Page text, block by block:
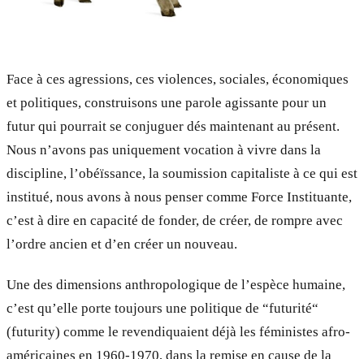
Face à ces agressions, ces violences, sociales, économiques
et politiques, construisons une parole agissante pour un
futur qui pourrait se conjuguer dés maintenant au présent.
Nous n’avons pas uniquement vocation à vivre dans la
discipline, l’obéïssance, la soumission capitaliste à ce qui est
institué, nous avons à nous penser comme Force Instituante,
c’est à dire en capacité de fonder, de créer, de rompre avec
l’ordre ancien et d’en créer un nouveau.
Une des dimensions anthropologique de l’espèce humaine,
c’est qu’elle porte toujours une politique de “futurité“
(futurity) comme le revendiquaient déjà les féministes afro-
américaines en 1960-1970, dans la remise en cause de la